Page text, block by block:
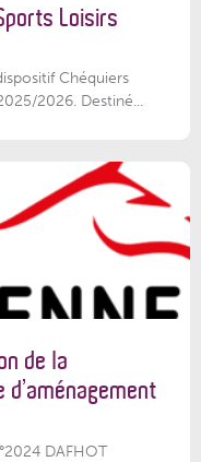
Loisirs
Chéquiers
2026. Destiné...
de la
DAFHOT